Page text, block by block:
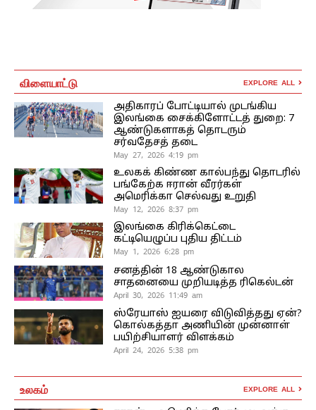
விளையாட்டு EXPLORE ALL
அதிகாரப் போட்டியால் முடங்கிய
இலங்கை சைக்கிளோட்டத் துறை: 7
ஆண்டுகளாகத் தொடரும்
சர்வதேசத் தடை
May 27, 2026 4:19 pm
உலகக் கிண்ண கால்பந்து தொடரில்
பங்கேற்க ஈரான் வீரர்கள்
அமெரிக்கா செல்வது உறுதி
May 12, 2026 8:37 pm
இலங்கை கிரிக்கெட்டை
கட்டியெழுப்ப புதிய திட்டம்
May 1, 2026 6:28 pm
சனத்தின் 18 ஆண்டுகால
சாதனையை முறியடித்த ரிகெல்டன்
April 30, 2026 11:49 am
ஸ்ரேயாஸ் ஐயரை விடுவித்தது ஏன்?
கொல்கத்தா அணியின் முன்னாள்
பயிற்சியாளர் விளக்கம்
April 24, 2026 5:38 pm
உலகம் EXPLORE ALL